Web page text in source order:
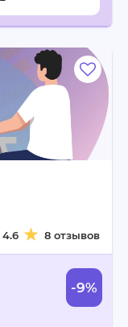
4.6 8 отзывов
-9%